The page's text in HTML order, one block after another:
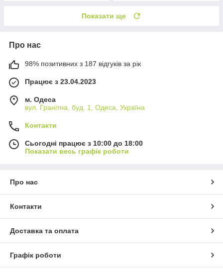
Показати ще
Про нас
98% позитивних з 187 відгуків за рік
Працює з 23.04.2023
м. Одеса
вул. Гранітна, буд. 1, Одеса, Україна
Контакти
Сьогодні працює з 10:00 до 18:00
Показати весь графік роботи
Про нас
Контакти
Доставка та оплата
Графік роботи